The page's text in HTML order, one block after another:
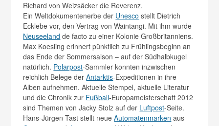
Richard von Weizsäcker die Reverenz.
Ein Weltdokumentenerbe der Unesco stellt Dietrich
Ecklebe vor, den Vertrag von Waintangi. Mit ihm wurde
Neuseeland de facto zu einer Kolonie Großbritanniens.
Max Koesling erinnert pünktlich zu Frühlingsbeginn an
das Ende der Sommersaison – auf der Südhalbkugel
natürlich. Polarpost-Sammler konnten inzwischen
reichlich Belege derAntarktis-Expeditionen in ihre
Alben aufnehmen. Aktuelle Stempel, aktuelle Literatur
und die Chronik zur Fußball-Europameisterschaft 2012
sind Themen von Jacky Stolz auf der Luftpost-Seite.
Hans-Jürgen Tast stellt neueAutomatenmarken aus